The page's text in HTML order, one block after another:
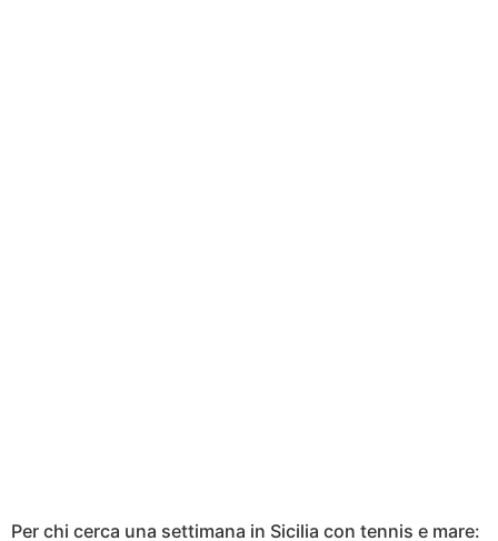
Per chi cerca una settimana in Sicilia con tennis e mare: